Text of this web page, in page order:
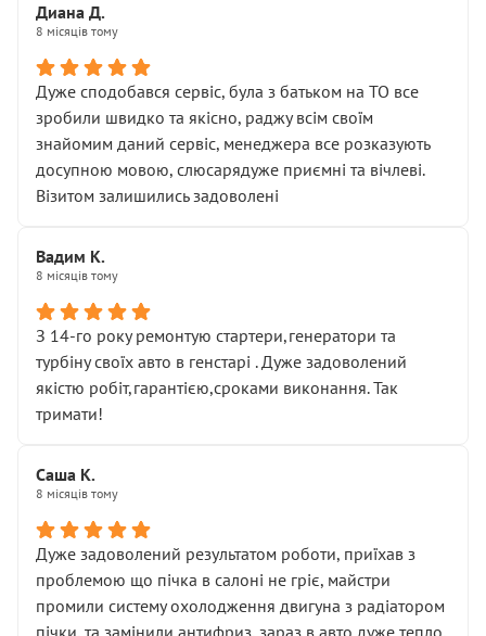
Диана Д.
8 місяців тому
Дуже сподобався сервіс, була з батьком на ТО все
зробили швидко та якісно, раджу всім своїм
знайомим даний сервіс, менеджера все розказують
досупною мовою, слюсарядуже приємні та вічлеві.
Візитом залишились задоволені
Вадим К.
8 місяців тому
З 14-го року ремонтую стартери,генератори та
турбіну своїх авто в генстарі . Дуже задоволений
якістю робіт,гарантією,сроками виконання. Так
тримати!
Саша К.
8 місяців тому
Дуже задоволений результатом роботи, приїхав з
проблемою що пічка в салоні не гріє, майстри
промили систему охолодження двигуна з радіатором
пічки, та замінили антифриз, зараз в авто дуже тепло,